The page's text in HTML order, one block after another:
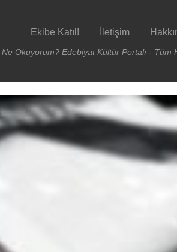
Ekibe Katıl! İletişim
Okuyorum? Edebiyat Kültür Portalı - Tüm